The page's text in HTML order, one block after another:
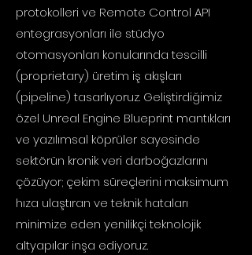
protokolleri ve Remote Control API
entegrasyonları ile stüdyo
otomasyonları konularında tescilli
(proprietary) üretim iş akışları
(pipeline) tasarlıyoruz. Geliştirdiğimiz
özel Unreal Engine Blueprint mantıkları
ve yazılımsal köprüler sayesinde
sektörün kronik veri darboğazlarını
çözüyor; çekim süreçlerini maksimum
hıza ulaştıran ve teknik hataları
minimize eden yenilikçi teknolojik
altyapılar inşa ediyoruz.